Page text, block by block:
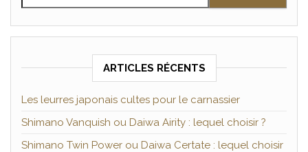
ARTICLES RÉCENTS
Les leurres japonais cultes pour le carnassier
Shimano Vanquish ou Daiwa Airity : lequel choisir ?
Shimano Twin Power ou Daiwa Certate : lequel choisir